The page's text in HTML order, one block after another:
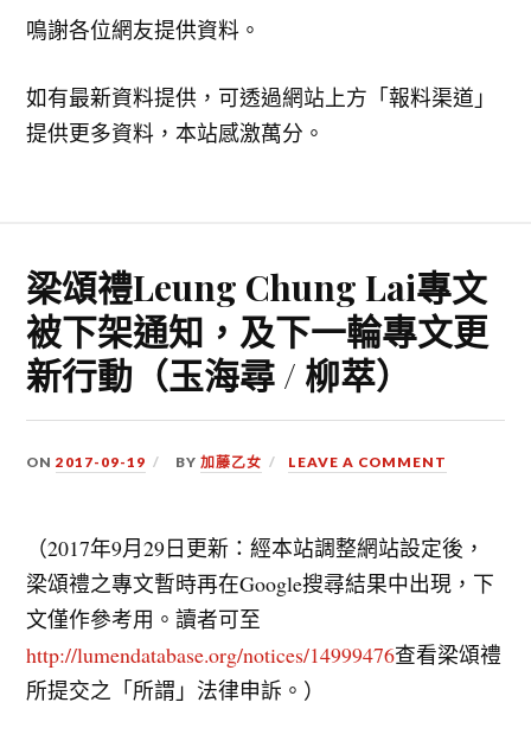
鳴謝各位網友提供資料。
如有最新資料提供，可透過網站上方「報料渠道」
提供更多資料，本站感激萬分。
梁頌禮Leung Chung Lai專文
被下架通知，及下一輪專文更
新行動（玉海尋 / 柳萃）
ON2017-09-19 BY加藤乙女 LEAVE A COMMENT
（2017年9月29日更新：經本站調整網站設定後，
梁頌禮之專文暫時再在Google搜尋結果中出現，下
文僅作參考用。讀者可至
http://lumendatabase.org/notices/14999476查看梁頌禮
所提交之「所謂」法律申訴。）